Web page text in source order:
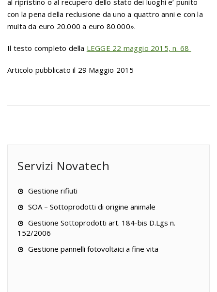
al ripristino o al recupero dello stato dei luoghi e’ punito
con la pena della reclusione da uno a quattro anni e con la
multa da euro 20.000 a euro 80.000».
Il testo completo della LEGGE 22 maggio 2015, n. 68
Articolo pubblicato il 29 Maggio 2015
Servizi Novatech
Gestione rifiuti
SOA – Sottoprodotti di origine animale
Gestione Sottoprodotti art. 184-bis D.Lgs n.
152/2006
Gestione pannelli fotovoltaici a fine vita